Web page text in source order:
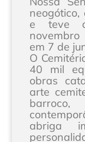
e teve
em 7 de
O
40 mil
obras
arte
abriga